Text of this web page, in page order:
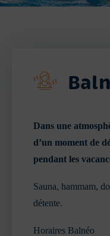
Dans une
d’un moment de
pendant les
Sauna, hammam,
détente.
Horaires Balnéo